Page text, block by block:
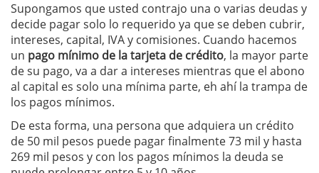
Supongamos que usted contrajo una o varias deudas y
decide pagar solo lo requerido ya que se deben cubrir,
intereses, capital, IVA y comisiones. Cuando hacemos
un pago mínimo de la tarjeta de crédito, la mayor parte
de su pago, va a dar a intereses mientras que el abono
al capital es solo una mínima parte, eh ahí la trampa de
los pagos mínimos.
De esta forma, una persona que adquiera un crédito
de 50 mil pesos puede pagar finalmente 73 mil y hasta
269 mil pesos y con los pagos mínimos la deuda se